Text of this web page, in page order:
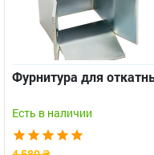
Фурнитура для
Есть в наличии